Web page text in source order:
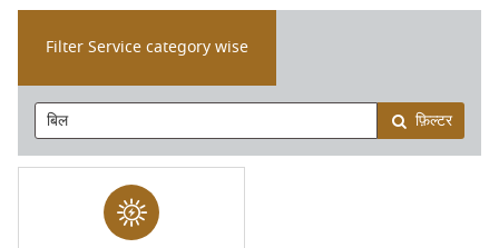
Filter Service category wise
फ़िल्टर